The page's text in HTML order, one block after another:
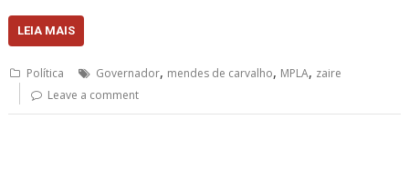
LEIA MAIS
Política Governador, mendes de carvalho, MPLA, zaire
Leave a comment